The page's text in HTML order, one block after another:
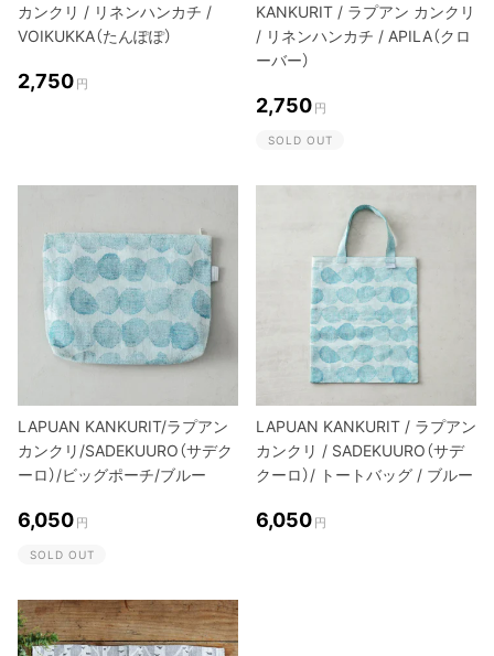
カンクリ / リネンハンカチ /
VOIKUKKA（たんぽぽ）
2,750 円
KANKURIT / ラプアン カンクリ
/ リネンハンカチ / APILA（クロ
ーバー）
2,750 円
SOLD OUT
LAPUAN KANKURIT/ラプアン
カンクリ/SADEKUURO（サデク
ーロ）/ビッグポーチ/ブルー
6,050 円
SOLD OUT
LAPUAN KANKURIT / ラプアン
カンクリ / SADEKUURO（サデ
クーロ）/ トートバッグ / ブルー
6,050 円